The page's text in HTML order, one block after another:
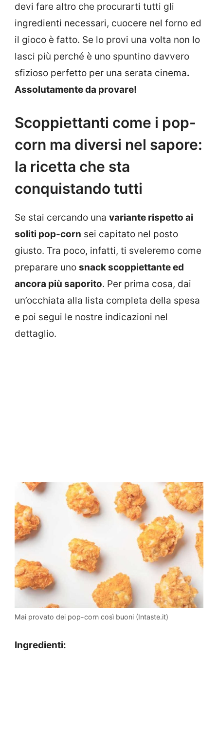
devi fare altro che procurarti tutti gli
ingredienti necessari, cuocere nel forno ed
il gioco è fatto. Se lo provi una volta non lo
lasci più perché è uno spuntino davvero
sfizioso perfetto per una serata cinema.
Assolutamente da provare!
Scoppiettanti come i pop-
corn ma diversi nel sapore:
la ricetta che sta
conquistando tutti
Se stai cercando una variante rispetto ai
soliti pop-corn sei capitato nel posto
giusto. Tra poco, infatti, ti sveleremo come
preparare uno snack scoppiettante ed
ancora più saporito. Per prima cosa, dai
un’occhiata alla lista completa della spesa
e poi segui le nostre indicazioni nel
dettaglio.
Mai provato dei pop-corn così buoni (Intaste.it)
Ingredienti: